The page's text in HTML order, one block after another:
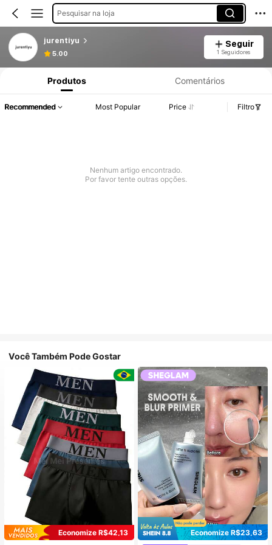
Pesquisar na loja
jurentiyu
5.00
Seguir
1 Seguidores
Produtos Comentários
Recommended Most Popular Price Filtro
Nenhum artigo encontrado.
Por favor tente outras opções.
Você Também Pode Gostar
Economize R$42,13
Economize R$23,63